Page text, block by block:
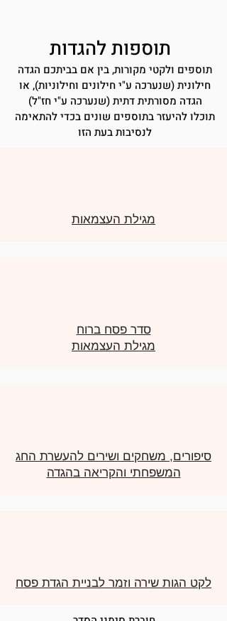
תוספות להגדות
תוספים ולקטי מקורות, בין אם בביתכם הגדה
חילונית (שנערכה ע"י חילונים וחילוניות), או
הגדה מסורתית דתית (שנערכה ע"י חז"ל)
תוכלו להיעזר בתוספים שונים בכדי להתאימה
לנסיבות בעת הזו
מגילת העצמאות
סדר פסח ברוח
מגילת העצמאות
סיפורים, משחקים ושירים להעשרת החג
המשפחתי והקריאה בהגדה
לקט הגות שירה וזמר לבניית הגדת פסח